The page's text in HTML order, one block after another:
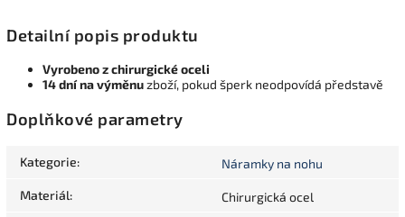
Detailní popis produktu
Vyrobeno z chirurgické oceli
14 dní na výměnuzboží, pokud šperk neodpovídá představě
Doplňkové parametry
Kategorie: Náramky na nohu
Materiál: Chirurgická ocel